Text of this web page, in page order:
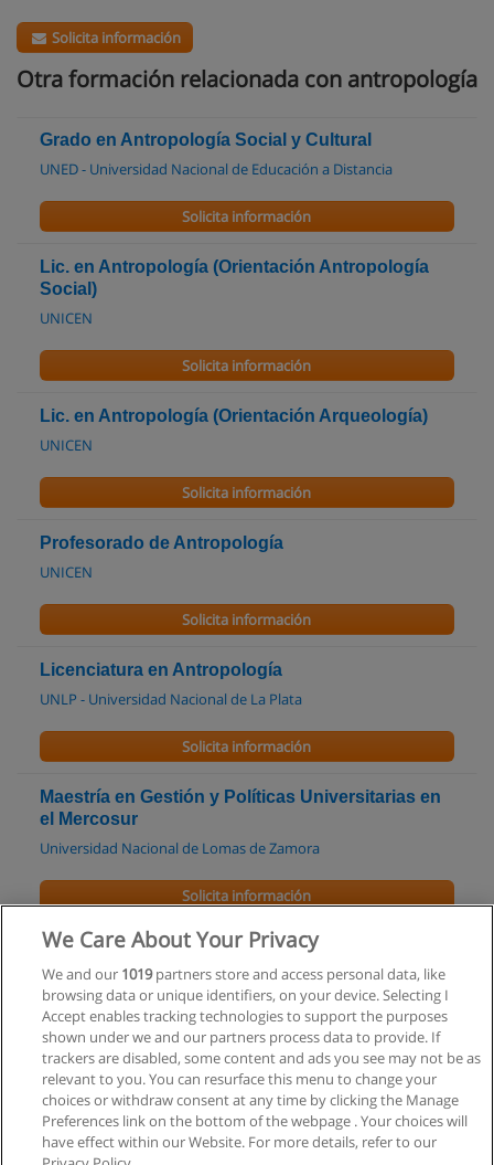
Solicita información
Otra formación relacionada con antropología
Grado en Antropologí­a Social y Cultural
UNED - Universidad Nacional de Educación a Distancia
Solicita información
Lic. en Antropología (Orientación Antropología
Social)
UNICEN
Solicita información
Lic. en Antropología (Orientación Arqueología)
UNICEN
Solicita información
Profesorado de Antropología
UNICEN
Solicita información
Licenciatura en Antropología
UNLP - Universidad Nacional de La Plata
Solicita información
Maestría en Gestión y Políticas Universitarias en
el Mercosur
Universidad Nacional de Lomas de Zamora
Solicita información
Especializacion en gestion y politicas
universitarias en el mercosur
Universidad Nacional de Lomas de Zamora
Solicita información
We Care About Your Privacy
We and our 1019partners store and access personal data, like
browsing data or unique identifiers, on your device. Selecting I
Accept enables tracking technologies to support the purposes
shown under we and our partners process data to provide. If
trackers are disabled, some content and ads you see may not be as
relevant to you. You can resurface this menu to change your
choices or withdraw consent at any time by clicking the Manage
Preferences link on the bottom of the webpage . Your choices will
have effect within our Website. For more details, refer to our